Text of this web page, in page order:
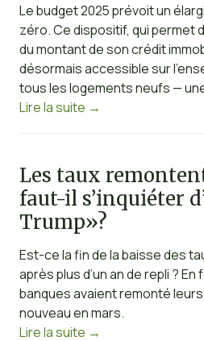
Le budget 2025 prévoit un
zéro. Ce dispositif, qui permet
du montant de son crédit
désormais accessible sur
tous les logements neufs —
Lire la suite →
Les taux
faut-il s’inquiéter
Trump»?
Est-ce la fin de la baisse des
après plus d’un an de repli ?
banques avaient remonté
nouveau en mars.
Lire la suite →